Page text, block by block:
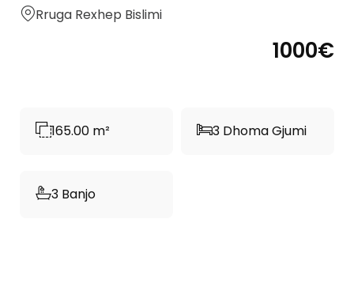
Rruga Rexhep Bislimi
1000€
165.00 m² 3 Dhoma Gjumi
3 Banjo